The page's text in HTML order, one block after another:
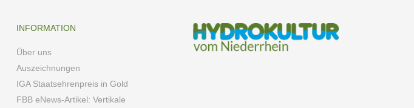
INFORMATION
Über uns
Auszeichnungen
IGA Staatsehrenpreis in Gold
FBB eNews-Artikel: Vertikale